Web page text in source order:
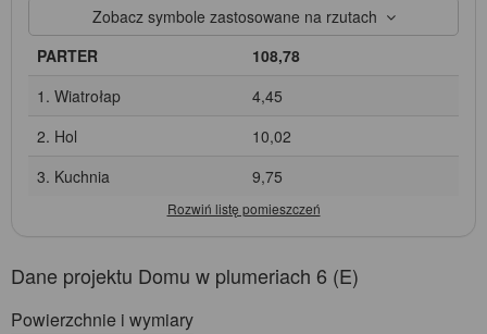
Zobacz symbole zastosowane na rzutach
PARTER
108,78
1. Wiatrołap
4,45
2. Hol
10,02
3. Kuchnia
9,75
Dane projektu Domu w plumeriach 6 (E)
Powierzchnie i wymiary